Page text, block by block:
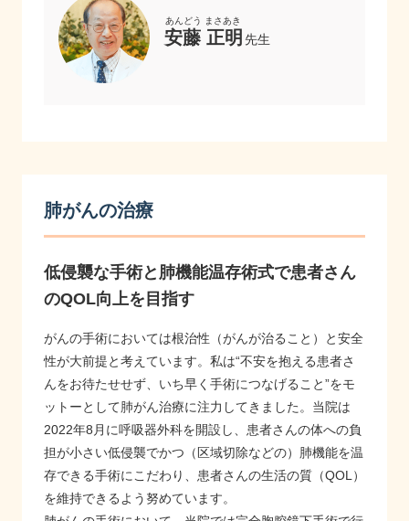
安藤 正明 先生
肺がんの治療
低侵襲な手術と肺機能温存術式で患者さん
のQOL向上を目指す
がんの手術においては根治性（がんが治ること）と安全
性が大前提と考えています。私は“不安を抱える患者さ
んをお待たせせず、いち早く手術につなげること”をモ
ットーとして肺がん治療に注力してきました。当院は
2022年8月に呼吸器外科を開設し、患者さんの体への負
担が小さい低侵襲でかつ（区域切除などの）肺機能を温
存できる手術にこだわり、患者さんの生活の質（QOL）
を維持できるよう努めています。